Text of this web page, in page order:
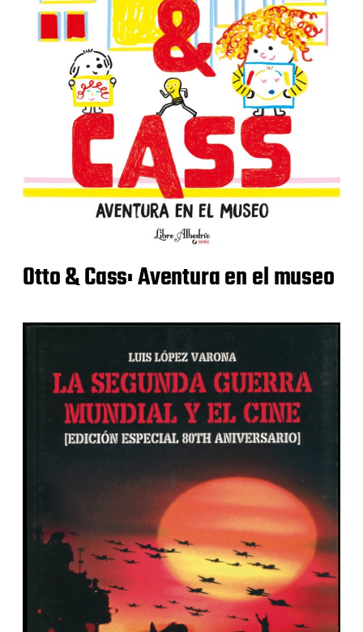
Otto & Cass: Aventura en el museo